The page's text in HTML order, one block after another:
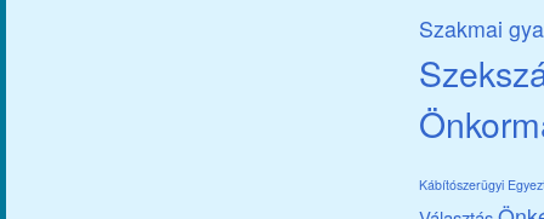
Szakmai
Kábítószerügyi